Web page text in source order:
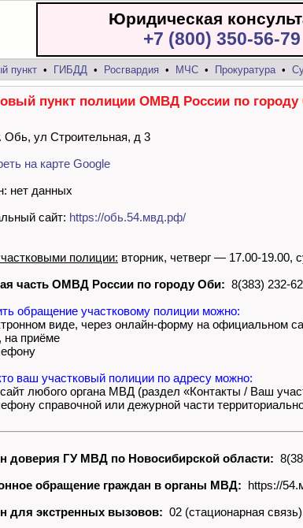
Юридическая
+7 (800) 350-56-79
пункт • ГИБДД • Росгвардия • МЧС • Прокуратура•
пункт полиции ОМВД России по
Обь, ул Строительная, д 3
на карте Google
нет данных
сайт: https://обь.54.мвд.рф/
полиции: вторник, четверг — 17.00-19.00,
часть ОМВД России по городу Оби: 8(383) 232-
обращение участковому полиции можно:
виде, через онлайн-форму на официальном
на приёме
ваш участковый полиции по адресу можно:
любого органа МВД (раздел «Контакты / Ваш
справочной или дежурной части
доверия ГУ МВД по Новосибирской области:
обращение граждан в органы МВД: https://
для экстренных вызовов: 02 (стационарная